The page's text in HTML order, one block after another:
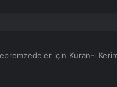
için Kuran-ı